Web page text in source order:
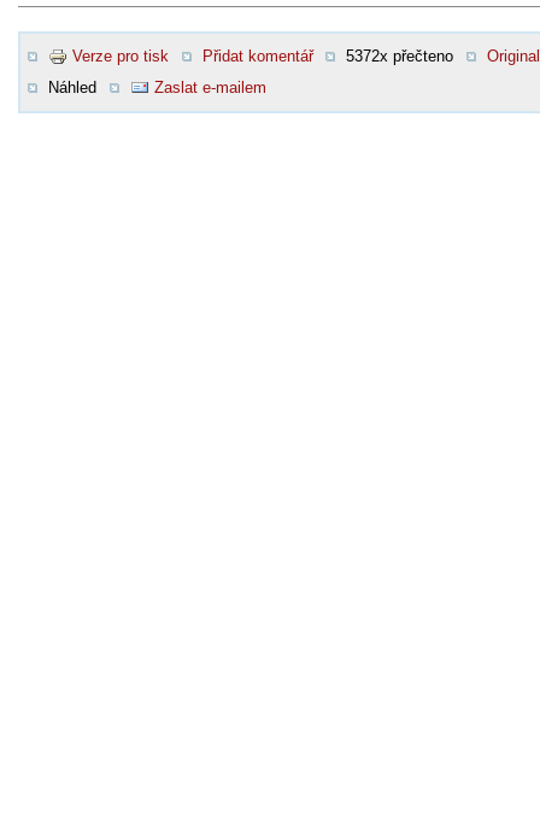
Verze pro tisk Přidat komentář 5372x přečteno
Original
Náhled
Zaslat e-mailem